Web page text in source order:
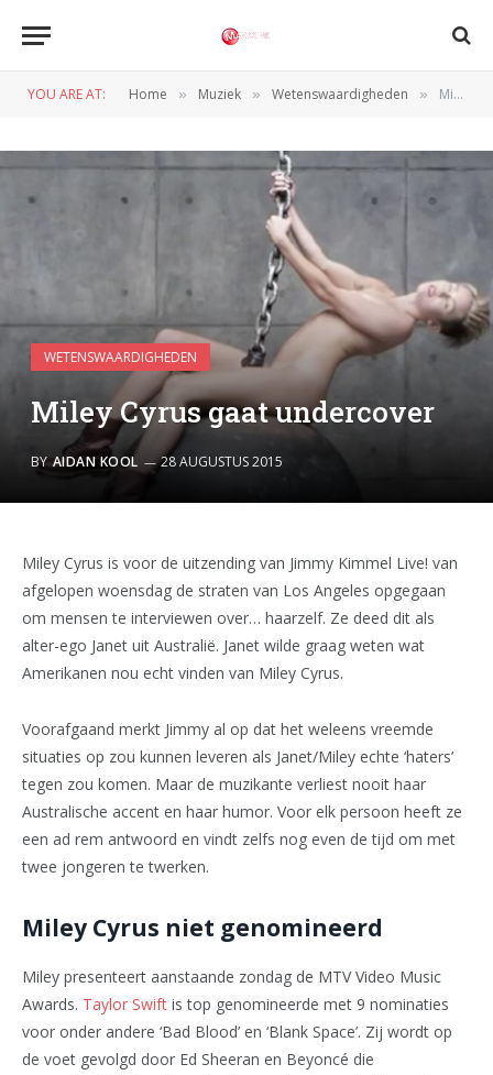
YOU ARE AT: Home » Muziek » Wetenswaardigheden » Miley Cyrus gaat undercover
WETENSWAARDIGHEDEN
Miley Cyrus gaat undercover
BY AIDAN KOOL 28 AUGUSTUS 2015
Miley Cyrus is voor de uitzending van Jimmy Kimmel Live! van
afgelopen woensdag de straten van Los Angeles opgegaan
om mensen te interviewen over… haarzelf. Ze deed dit als
alter-ego Janet uit Australië. Janet wilde graag weten wat
Amerikanen nou echt vinden van Miley Cyrus.
Voorafgaand merkt Jimmy al op dat het weleens vreemde
situaties op zou kunnen leveren als Janet/Miley echte ‘haters’
tegen zou komen. Maar de muzikante verliest nooit haar
Australische accent en haar humor. Voor elk persoon heeft ze
een ad rem antwoord en vindt zelfs nog even de tijd om met
twee jongeren te twerken.
Miley Cyrus niet genomineerd
Miley presenteert aanstaande zondag de MTV Video Music
Awards. Taylor Swift is top genomineerde met 9 nominaties
voor onder andere ‘Bad Blood’ en ‘Blank Space’. Zij wordt op
de voet gevolgd door Ed Sheeran en Beyoncé die